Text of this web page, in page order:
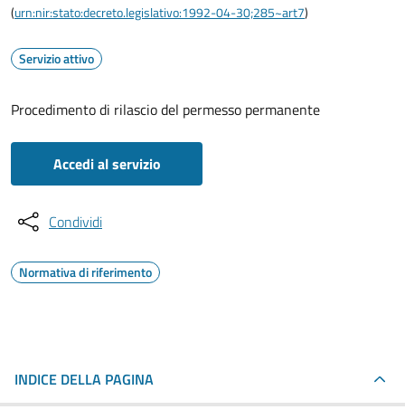
(urn:nir:stato:decreto.legislativo:1992-04-30;285~art7)
Servizio attivo
Procedimento di rilascio del permesso permanente
Accedi al servizio
Condividi
Normativa di riferimento
INDICE DELLA PAGINA